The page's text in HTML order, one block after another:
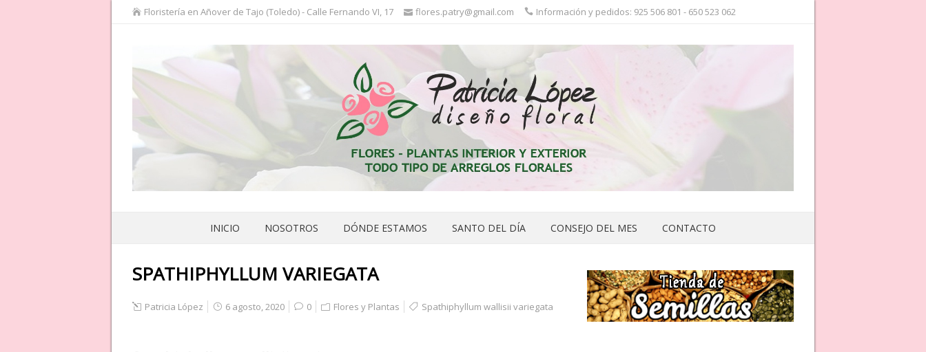
Floristería en Añover de Tajo (Toledo) - Calle Fernando VI, 17 flores.patry@gmail.com Información y pedidos: 925 506 801 - 650 523 062
INICIO NOSOTROS DÓNDE ESTAMOS SANTO DEL DÍA CONSEJO DEL MES CONTACTO
SPATHIPHYLLUM VARIEGATA
Patricia López 6 agosto, 2020 0 Flores y Plantas Spathiphyllum wallisii variegata